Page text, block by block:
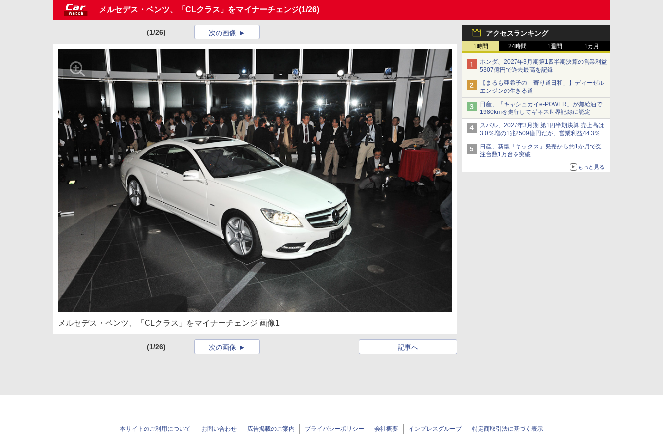
メルセデス・ベンツ、「CLクラス」をマイナーチェンジ(1/26)
アクセスランキング
1時間 24時間 1週間 1カ月
ホンダ、2027年3月期第1四半期決算の営業利益
5307億円で過去最高を記録
【まるも亜希子の「寄り道日和」】ディーゼル
エンジンの生きる道
日産、「キャシュカイe-POWER」が無給油で
1980kmを走行してギネス世界記録に認定
スバル、2027年3月期 第1四半期決算 売上高は
3.0％増の1兆2509億円だが、営業利益44.3％減
の426億円、当期利益10.3％減の492億円で増収
減益
日産、新型「キックス」発売から約1か月で受
注台数1万台を突破
もっと見る
(1/26) 次の画像
メルセデス・ベンツ、「CLクラス」をマイナーチェンジ 画像1
(1/26) 記事へ
次の画像
本サイトのご利用について お問い合わせ 広告掲載のご案内 プライバシーポリシー 会社概要 インプレスグループ 特定商取引法に基づく表示